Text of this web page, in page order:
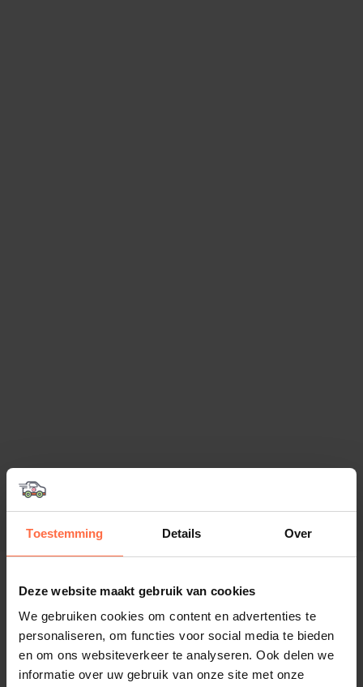
Toestemming Details Over
Deze website maakt gebruik van cookies
We gebruiken cookies om content en advertenties te
personaliseren, om functies voor social media te bieden
en om ons websiteverkeer te analyseren. Ook delen we
informatie over uw gebruik van onze site met onze